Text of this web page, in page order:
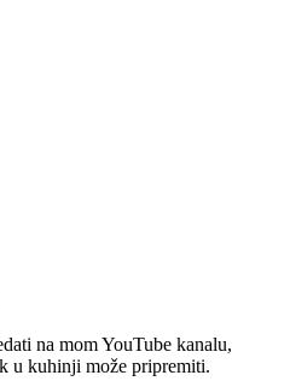
na mom YouTube kanalu,
u kuhinji može pripremiti.